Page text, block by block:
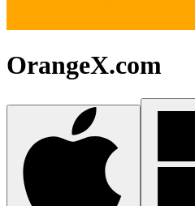
OrangeX.com